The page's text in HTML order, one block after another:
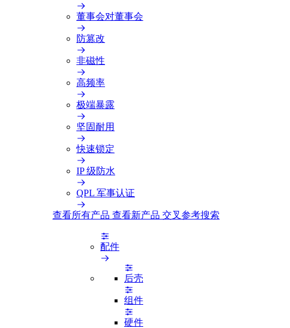
董事会对董事会
防篡改
非磁性
高频率
极端暴露
坚固耐用
快速锁定
IP 级防水
QPL 军事认证
查看所有产品 查看新产品 交叉参考搜索
配件
后壳
组件
硬件